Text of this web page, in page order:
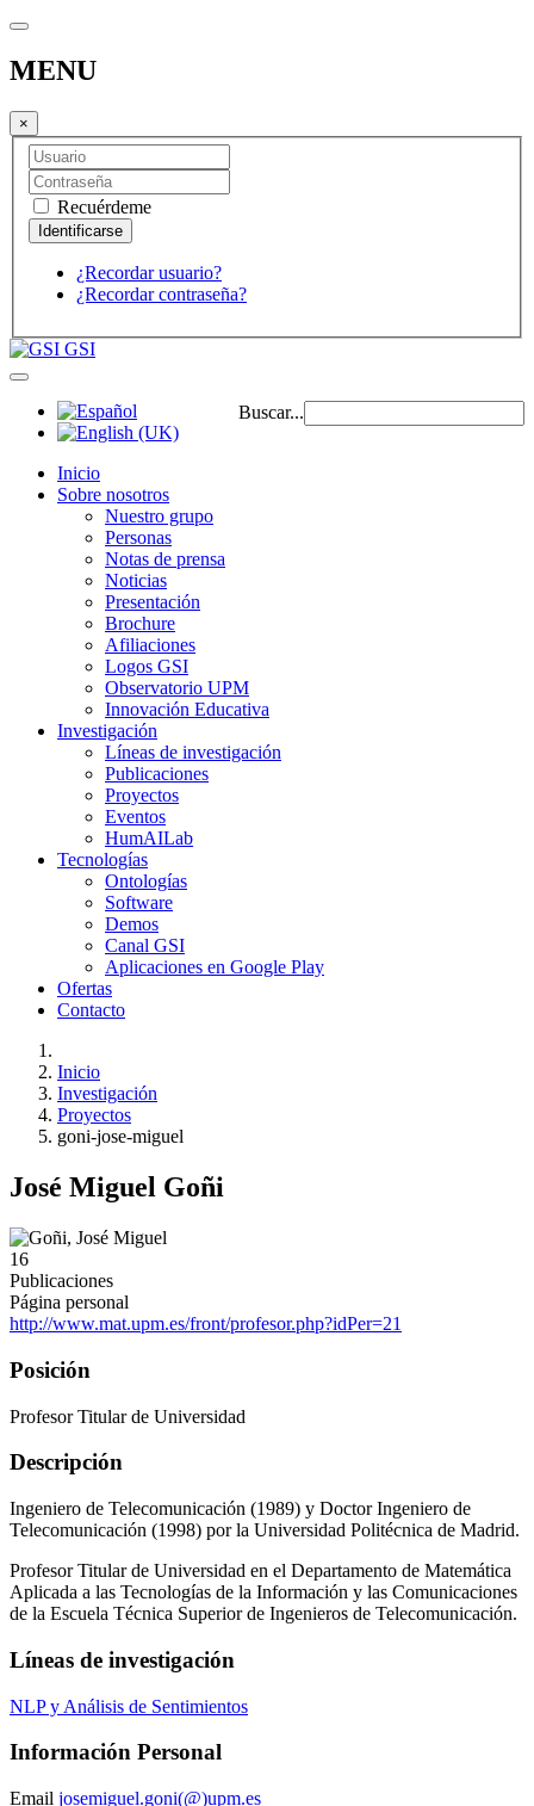
MENU
×
Recuérdeme
¿Recordar usuario?
¿Recordar contraseña?
GSI
Buscar...
Inicio
Sobre nosotros
Nuestro grupo
Personas
Notas de prensa
Noticias
Presentación
Brochure
Afiliaciones
Logos GSI
Observatorio UPM
Innovación Educativa
Investigación
Líneas de investigación
Publicaciones
Proyectos
Eventos
HumAILab
Tecnologías
Ontologías
Software
Demos
Canal GSI
Aplicaciones en Google Play
Ofertas
Contacto
Inicio
Investigación
Proyectos
goni-jose-miguel
José Miguel Goñi
16
Publicaciones
Página personal
http://www.mat.upm.es/front/profesor.php?idPer=21
Posición
Profesor Titular de Universidad
Descripción
Ingeniero de Telecomunicación (1989) y Doctor Ingeniero de
Telecomunicación (1998) por la Universidad Politécnica de Madrid.
Profesor Titular de Universidad en el Departamento de Matemática
Aplicada a las Tecnologías de la Información y las Comunicaciones
de la Escuela Técnica Superior de Ingenieros de Telecomunicación.
Líneas de investigación
NLP y Análisis de Sentimientos
Información Personal
Email josemiguel.goni(@)upm.es